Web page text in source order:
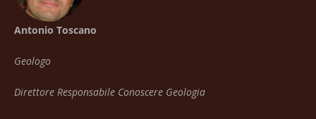
Antonio Toscano
Geologo
Direttore Responsabile Conoscere Geologia